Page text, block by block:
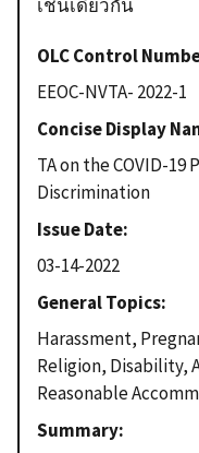
เช่นเดียวกัน
OLC Control
EEOC-NVTA- 2022-1
Concise Display
TA on the COVID-19
Discrimination
Issue Date
03-14-2022
General Topics
Harassment,
Religion, Disability,
Reasonable
Summary